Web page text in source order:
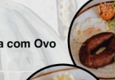
OPINIÃO E CRÓNICAS